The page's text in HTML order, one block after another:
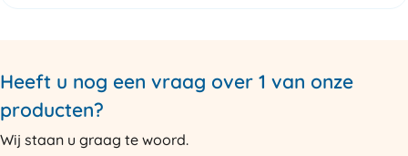
Heeft u nog een vraag over 1 van onze
producten?
Wij staan u graag te woord.